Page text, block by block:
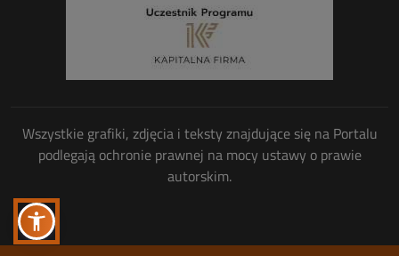
Wszystkie grafiki, zdjęcia i teksty znajdujące się na Portalu
podlegają ochronie prawnej na mocy ustawy o prawie
autorskim.